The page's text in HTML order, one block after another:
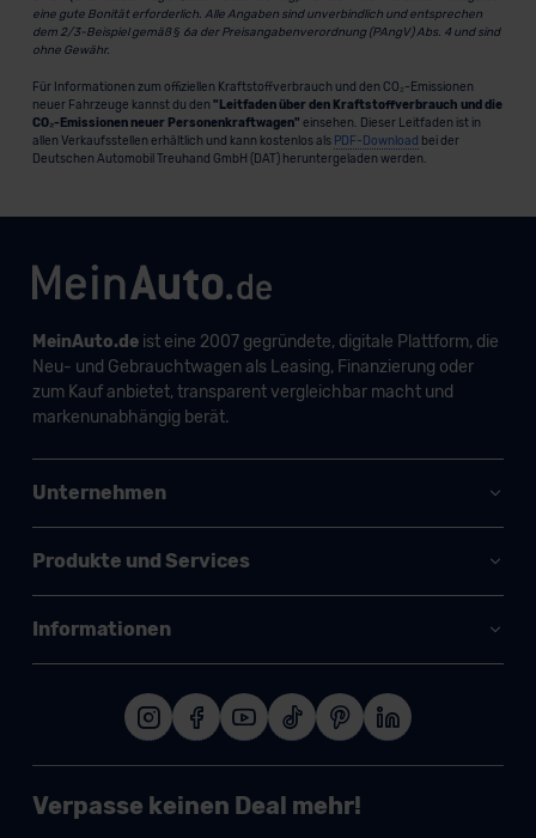
eine gute Bonität erforderlich. Alle Angaben sind unverbindlich und entsprechen
dem 2/3-Beispiel gemäß § 6a der Preisangabenverordnung (PAngV) Abs. 4 und sind
ohne Gewähr.
Für Informationen zum offiziellen Kraftstoffverbrauch und den CO₂-Emissionen
neuer Fahrzeuge kannst du den "Leitfaden über den Kraftstoffverbrauch und die
CO₂-Emissionen neuer Personenkraftwagen" einsehen. Dieser Leitfaden ist in
allen Verkaufsstellen erhältlich und kann kostenlos als PDF-Download bei der
Deutschen Automobil Treuhand GmbH (DAT) heruntergeladen werden.
MeinAuto.deist eine 2007 gegründete, digitale Plattform, die
Neu- und Gebrauchtwagen als Leasing, Finanzierung oder
zum Kauf anbietet, transparent vergleichbar macht und
markenunabhängig berät.
Unternehmen
Produkte und Services
Informationen
Verpasse keinen Deal mehr!